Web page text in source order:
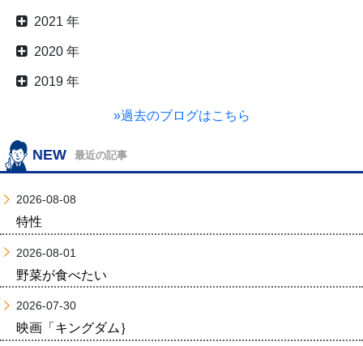
2021 年
2020 年
2019 年
»過去のブログはこちら
NEW 最近の記事
2026-08-08
特性
2026-08-01
野菜が食べたい
2026-07-30
映画「キングダム｝